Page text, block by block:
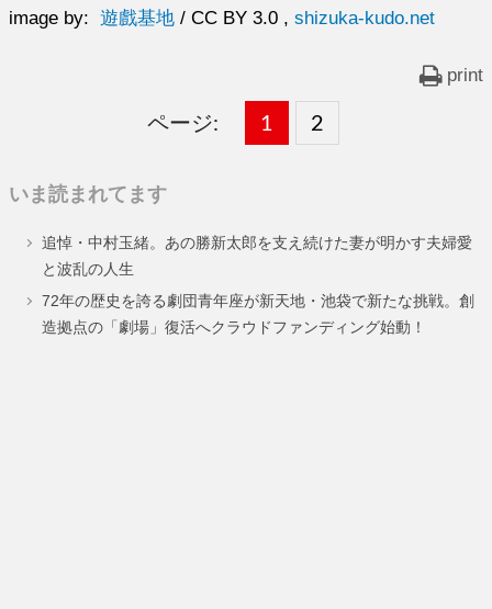
image by:遊戲基地 /CC BY 3.0 ,shizuka-kudo.net
print
ページ:
固
ー
ジ
1 ,
固
ー
ジ
2
いま読まれてます
追悼・中村玉緒。あの勝新太郎を支え続けた妻が明かす夫婦愛
と波乱の人生
72年の歴史を誇る劇団青年座が新天地・池袋で新たな挑戦。創
造拠点の「劇場」復活へクラウドファンディング始動！